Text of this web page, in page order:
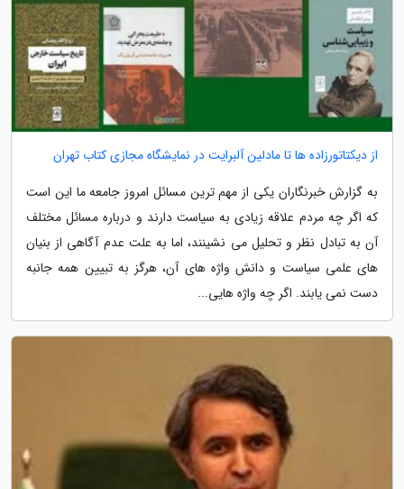
از دیکتاتورزاده ها تا مادلین آلبرایت در نمایشگاه مجازی کتاب تهران
به گزارش خبرنگاران یکی از مهم ترین مسائل امروز جامعه ما این است
که اگر چه مردم علاقه زیادی به سیاست دارند و درباره مسائل مختلف
آن به تبادل نظر و تحلیل می نشینند، اما به علت عدم آگاهی از بنیان
های علمی سیاست و دانش واژه های آن، هرگز به تبیین همه جانبه
دست نمی یابند. اگر چه واژه هایی...